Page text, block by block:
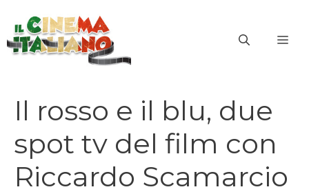
contenuto
Il rosso e il blu, due
spot tv del film con
Riccardo Scamarcio